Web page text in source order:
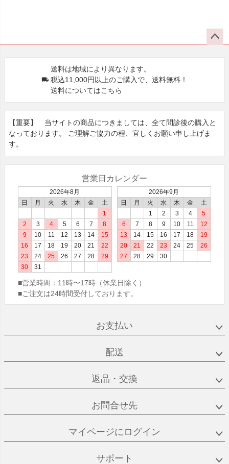
送料は地域により異なります。
税込11,000円以上のご購入で、送料無料！
送料についてはこちら
【重要】 当サイトの商品につきましては、全て問診後の購⼊と
なっております。 ご理解ご協⼒の程、宜しくお願い申し上げま
す。
営業日カレンダー
2026年8月
日
月 火 水 木 金
土
1
2
3 4 5 6 7
8
9
10 11 12 13 14
15
16
17 18 19 20 21
22
23
24 25 26 27 28
29
30
31
2026年9月
日
月 火 水 木 金
土
1
2 3 4
5
6
7 8 9 10 11
12
13
14 15 16 17 18
19
20
21 22 23 24 25
26
27
28 29 30
■営業時間： 11時〜17時（休業日除く）
■ご注文は24時間受付しております。
お支払い
配送
返品・交換
お問合せ先
マイページにログイン
サポート